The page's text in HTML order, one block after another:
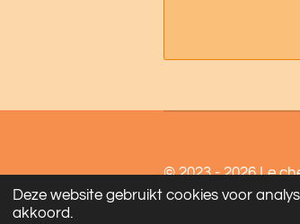
Deze website gebruikt cookies voor
akkoord.
© 2023 - 2026 Le